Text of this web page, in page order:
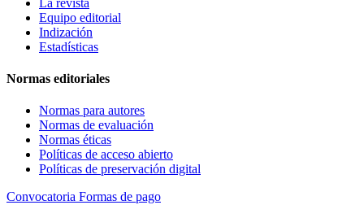
Equipo editorial
Indización
Estadísticas
Normas editoriales
Normas para autores
Normas de evaluación
Normas éticas
Políticas de acceso abierto
Políticas de preservación digital
Convocatoria Formas de pago